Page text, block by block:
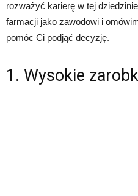
rozważyć karierę w tej
farmacji jako zawodowi i
pomóc Ci podjąć decyzję.
1. Wysokie